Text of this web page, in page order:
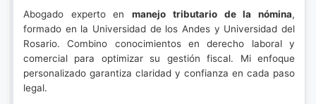
Abogado experto enmanejo tributario de la nómina,
formado en la Universidad de los Andes y Universidad del
Rosario. Combino conocimientos en derecho laboral y
comercial para optimizar su gestión fiscal. Mi enfoque
personalizado garantiza claridad y confianza en cada paso
legal.